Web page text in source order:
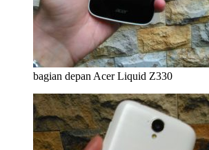
bagian depan Acer Liquid Z330